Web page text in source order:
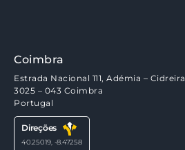
Coimbra
Estrada Nacional 111, Adémia – Cidreira
3025 – 043 Coimbra
Portugal
Direções
40.25019, -8.47258